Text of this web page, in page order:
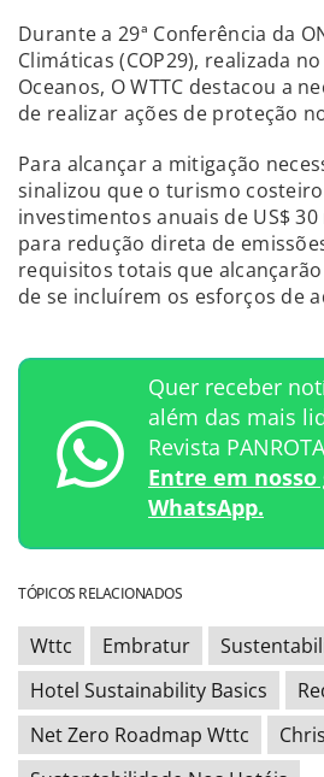
Durante a 29ª Conferência da
Climáticas (COP29), realizada
Oceanos, O WTTC destacou a
de realizar ações de proteção
Para alcançar a mitigação
sinalizou que o turismo
investimentos anuais de US$
para redução direta de
requisitos totais que
de se incluírem os esforços de
Quer receber
além das mais
Revista
Entre em nosso
WhatsApp.
TÓPICOS RELACIONADOS
Wttc Embratur
Hotel Sustainability Basics
Net Zero Roadmap Wttc